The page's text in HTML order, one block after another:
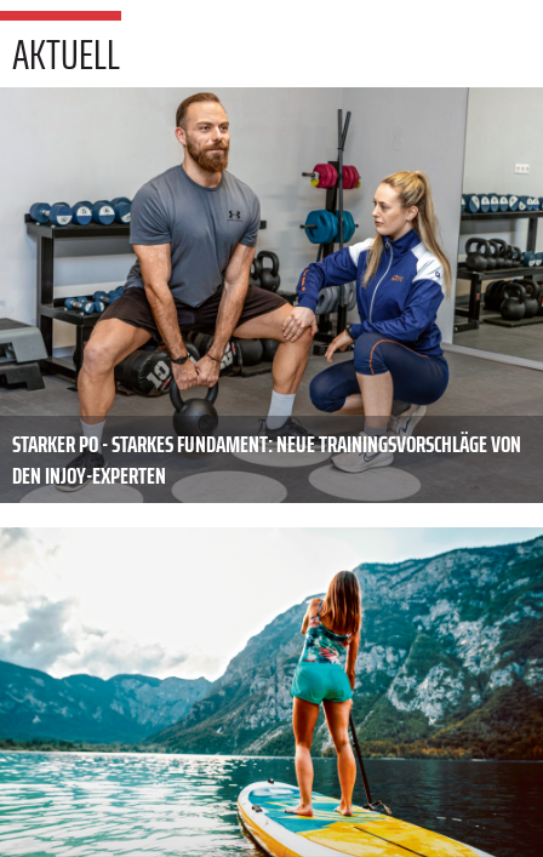
AKTUELL
STARKER PO - STARKES FUNDAMENT: NEUE TRAININGSVORSCHLÄGE VON
DEN INJOY-EXPERTEN